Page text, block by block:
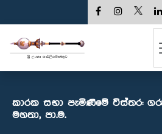
කාරක සභා පැමිණීමේ විස්තර:
මහතා, පා.ම.